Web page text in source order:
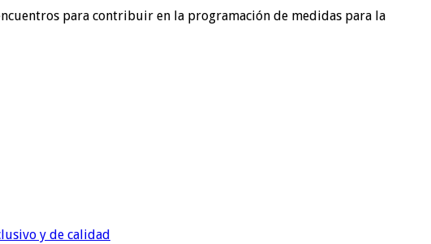
para contribuir en la programación de medidas para la
y de calidad